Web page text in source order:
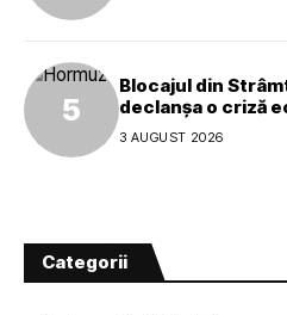
Blocajul din
declanșa o criză
3 AUGUST 2026
Categorii